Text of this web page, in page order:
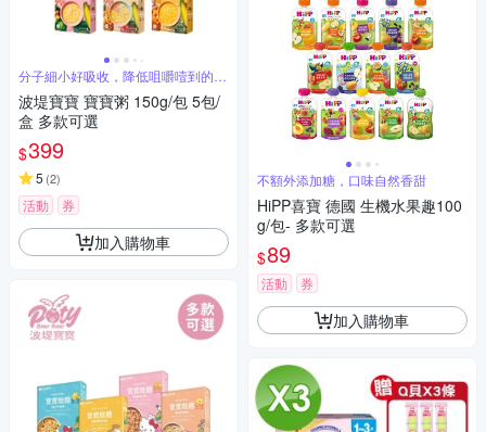
分子細小好吸收，降低咀嚼噎到的可
能性
波堤寶寶 寶寶粥 150g/包 5包/
盒 多款可選
$399
5 (2)
活動 券
加入購物車
不額外添加糖，口味自然香甜
HiPP喜寶 德國 生機水果趣100
g/包- 多款可選
$89
活動 券
加入購物車